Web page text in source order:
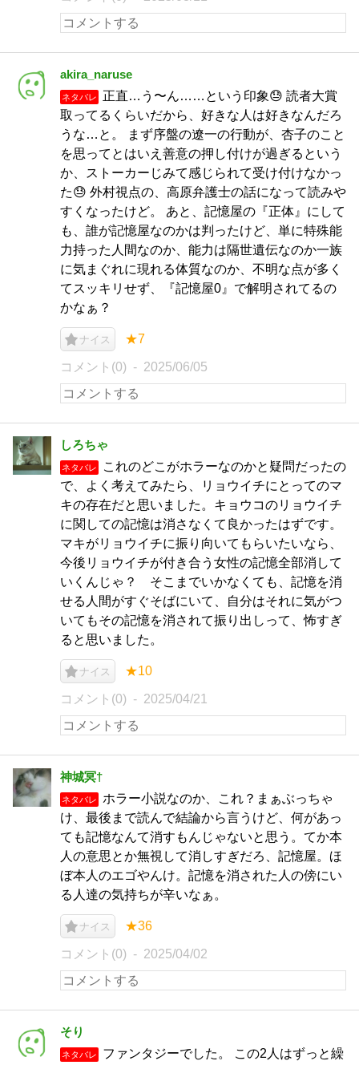
akira_naruse
ネタバレ
正直…う〜ん……という印象😓 読者大賞
取ってるくらいだから、好きな人は好きなんだろ
うな…と。 まず序盤の遼一の行動が、杏子のこと
を思ってとはいえ善意の押し付けが過ぎるという
か、ストーカーじみて感じられて受け付けなかっ
た😓 外村視点の、高原弁護士の話になって読みや
すくなったけど。 あと、記憶屋の『正体』にして
も、誰が記憶屋なのかは判ったけど、単に特殊能
力持った人間なのか、能力は隔世遺伝なのか一族
に気まぐれに現れる体質なのか、不明な点が多く
てスッキリせず、『記憶屋0』で解明されてるの
かなぁ？
ナイス ★7
コメント(0) 2025/06/05
しろちゃ
ネタバレ
これのどこがホラーなのかと疑問だったの
で、よく考えてみたら、リョウイチにとってのマ
キの存在だと思いました。キョウコのリョウイチ
に関しての記憶は消さなくて良かったはずです。
マキがリョウイチに振り向いてもらいたいなら、
今後リョウイチが付き合う女性の記憶全部消して
いくんじゃ？ そこまでいかなくても、記憶を消
せる人間がすぐそばにいて、自分はそれに気がつ
いてもその記憶を消されて振り出しって、怖すぎ
ると思いました。
ナイス ★10
コメント(0) 2025/04/21
神城冥†
ネタバレ
ホラー小説なのか、これ？まぁぶっちゃ
け、最後まで読んで結論から言うけど、何があっ
ても記憶なんて消すもんじゃないと思う。てか本
人の意思とか無視して消しすぎだろ、記憶屋。ほ
ぼ本人のエゴやんけ。記憶を消された人の傍にい
る人達の気持ちが辛いなぁ。
ナイス ★36
コメント(0) 2025/04/02
そり
ネタバレ
ファンタジーでした。 この2人はずっと繰